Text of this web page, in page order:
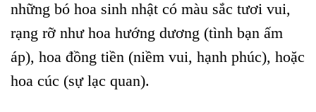
những bó hoa sinh nhật có màu sắc tươi vui,
rạng rỡ như hoa hướng dương (tình bạn ấm
áp), hoa đồng tiền (niềm vui, hạnh phúc), hoặc
hoa cúc (sự lạc quan).